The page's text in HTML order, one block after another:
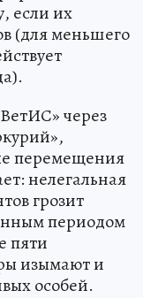
если их
(для меньшего
через
перемещения
нелегальная
грозит
периодом
пяти
изымают и
особей.